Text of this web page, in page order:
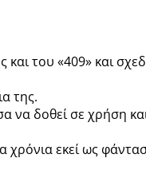
του «409» και
της.
δοθεί σε χρήση
χρόνια εκεί ως